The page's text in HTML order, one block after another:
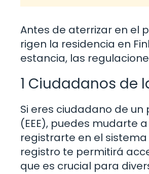
Antes de aterrizar en el
rigen la residencia en
estancia, las
1 Ciudadanos de
Si eres ciudadano de un
(EEE), puedes mudarte
registrarte en el
registro te permitirá
que es crucial para